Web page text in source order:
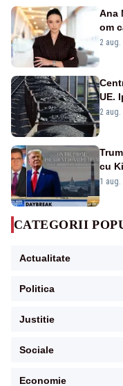
Ana
om
2 aug.
UE.
2 aug.
cu
tot
1 aug.
CATEGORII
Actualitate
Politica
Justitie
Sociale
Economie